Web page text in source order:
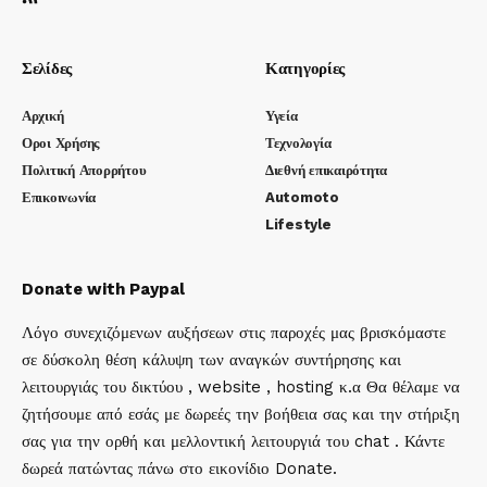
Σελίδες
Αρχική
Οροι Χρήσης
Πολιτική Απορρήτου
Επικοινωνία
Κατηγορίες
Υγεία
Τεχνολογία
Διεθνή επικαιρότητα
Automoto
Lifestyle
Donate with Paypal
Λόγο συνεχιζόμενων αυξήσεων στις παροχές μας βρισκόμαστε
σε δύσκολη θέση κάλυψη των αναγκών συντήρησης και
λειτουργιάς του δικτύου , website , hosting κ.α Θα θέλαμε να
ζητήσουμε από εσάς με δωρεές την βοήθεια σας και την στήριξη
σας για την ορθή και μελλοντική λειτουργιά του chat . Κάντε
δωρεά πατώντας πάνω στο εικονίδιο Donate.